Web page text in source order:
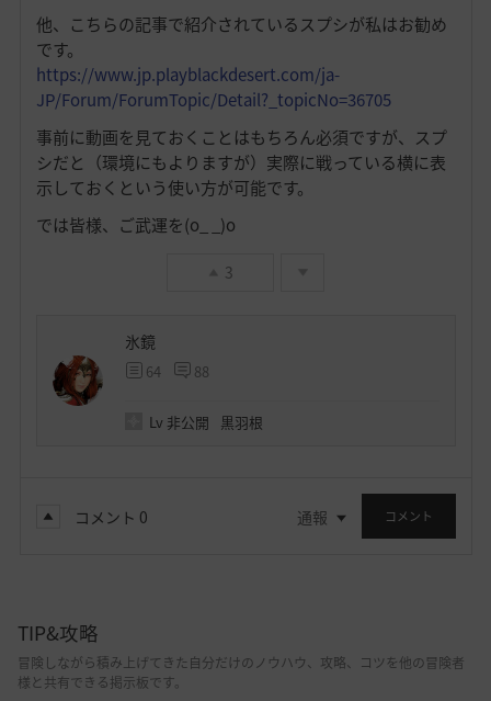
他、こちらの記事で紹介されているスプシが私はお勧め
です。
https://www.jp.playblackdesert.com/ja-
JP/Forum/ForumTopic/Detail?_topicNo=36705
事前に動画を見ておくことはもちろん必須ですが、スプ
シだと（環境にもよりますが）実際に戦っている横に表
示しておくという使い方が可能です。
では皆様、ご武運を(o_ _)o
3
氷鏡
64 88
Lv 非公開 黒羽根
コメント 0 通報 コメント
TIP&攻略
冒険しながら積み上げてきた自分だけのノウハウ、攻略、コツを他の冒険者
様と共有できる掲示板です。